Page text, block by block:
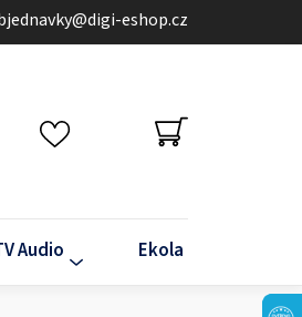
@digi-eshop.cz
NÁKUPNÍ
KOŠÍK
Audio Ekola